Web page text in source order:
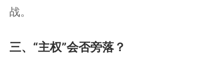
战。
三、“主权”会否旁落？